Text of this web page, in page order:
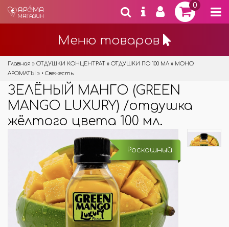
0
Меню товаров
Главная » ОТДУШКИ КОНЦЕНТРАТ » ОТДУШКИ ПО 100 МЛ » МОНО
АРОМАТЫ » • Свежесть
ЗЕЛЁНЫЙ МАНГО (GREEN
MANGO LUXURY) /отдушка
жёлтого цвета 100 мл.
Роскошный